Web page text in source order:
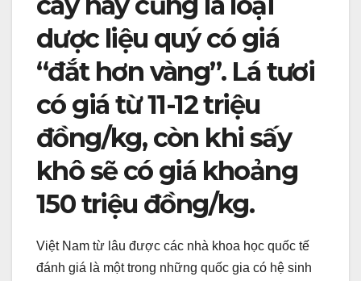
dược liệu quý có giá
“đắt hơn vàng”. Lá tươi
có giá từ 11-12 triệu
đồng/kg, còn khi sấy
khô sẽ có giá khoảng
150 triệu đồng/kg.
Việt Nam từ lâu được các nhà khoa học quốc tế
đánh giá là một trong những quốc gia có hệ sinh